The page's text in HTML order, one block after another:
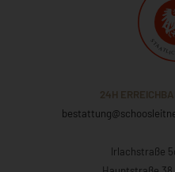
24H
Irlachstraße